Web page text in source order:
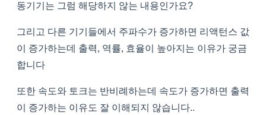
동기기는 그럼 해당하지 않는 내용인가요?
그리고 다른 기기들에서 주파수가 증가하면 리액턴스 값
이 증가하는데 출력, 역률, 효율이 높아지는 이유가 궁금
합니다
또한 속도와 토크는 반비례하는데 속도가 증가하면 출력
이 증가하는 이유도 잘 이해되지 않습니다..